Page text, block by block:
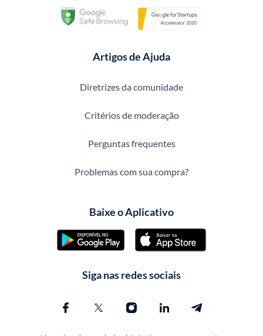
Artigos de Ajuda
Diretrizes da comunidade
Critérios de moderação
Perguntas frequentes
Problemas com sua compra?
Baixe o Aplicativo
Siga nas redes sociais